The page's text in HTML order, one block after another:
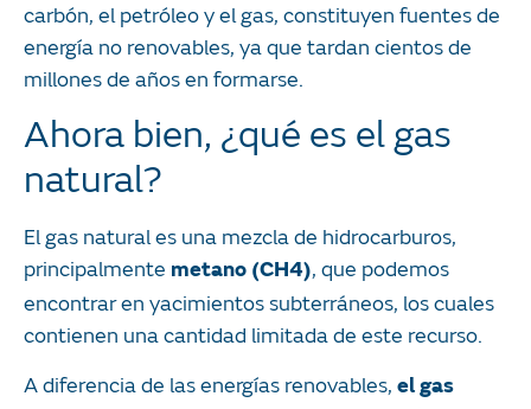
carbón, el petróleo y el gas, constituyen fuentes de
energía no renovables, ya que tardan cientos de
millones de años en formarse.
Ahora bien, ¿qué es el gas
natural?
El gas natural es una mezcla de hidrocarburos,
principalmente metano (CH4), que podemos
encontrar en yacimientos subterráneos, los cuales
contienen una cantidad limitada de este recurso.
A diferencia de las energías renovables, el gas